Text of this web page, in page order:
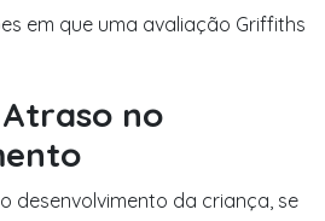
em que uma avaliação Griffiths
no
desenvolvimento da criança, se